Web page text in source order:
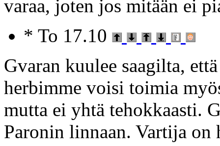
varaa, joten jos mitään ei
* To 17.10
Gvaran kuulee saagilta,
herbimme voisi toimia
mutta ei yhtä tehokkaasti.
Paronin linnaan. Vartija on